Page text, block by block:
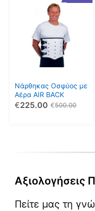
Νάρθηκας Οσφύος με
Αέρα AIR BACK
500.00
€
225.00
€
πολλαπλές
παραλλαγές.
μπορούν
να
επιλεγούν
Αξιολογήσεις
Πείτε μας τη